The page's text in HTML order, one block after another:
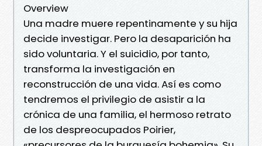
Overview
Una madre muere repentinamente y su hija
decide investigar. Pero la desaparición ha
sido voluntaria. Y el suicidio, por tanto,
transforma la investigación en
reconstrucción de una vida. Así es como
tendremos el privilegio de asistir a la
crónica de una familia, el hermoso retrato
de los despreocupados Poirier,